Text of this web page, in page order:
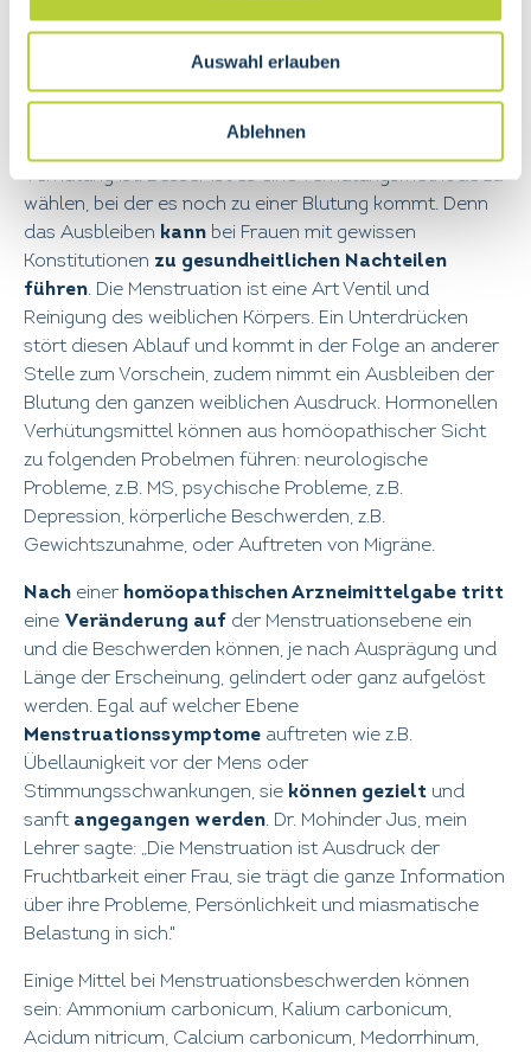
Auswahl erlauben
Ablehnen
individuell. Ein weiteres Thema ist, dass viele Frauen
hormonelle Verhütungsmittelverwenden. Daskann
einer sogenannten„Plastik-Menstruation“
führen. Viele Verhütungsmittel provozieren eine
Ausbleiben der Menstruation
Verhütung ist. Besser ist es eine Verhütungsmethode zu
wählen, bei der es noch zu einer Blutung kommt. Denn
das Ausbleiben kann bei Frauen mit gewissen
Konstitutionen zu gesundheitlichen Nachteilen
führen. Die Menstruation ist eine Art Ventil und
Reinigung des weiblichen Körpers. Ein Unterdrücken
stört diesen Ablauf und kommt in der Folge an anderer
Stelle zum Vorschein, zudem nimmt ein Ausbleiben der
Blutung den ganzen weiblichen Ausdruck. Hormonellen
Verhütungsmittel können aus homöopathischer Sicht
zu folgenden Probelmen führen: neurologische
Probleme, z.B. MS, psychische Probleme, z.B.
Depression, körperliche Beschwerden, z.B.
Gewichtszunahme, oder Auftreten von Migräne.
Nach einer homöopathischen Arzneimittelgabe tritt
eine Veränderung auf der Menstruationsebene ein
und die Beschwerden können, je nach Ausprägung und
Länge der Erscheinung, gelindert oder ganz aufgelöst
werden. Egal auf welcher Ebene
Menstruationssymptome auftreten wie z.B.
Übellaunigkeit vor der Mens oder
Stimmungsschwankungen, sie können gezielt und
sanft angegangen werden. Dr. Mohinder Jus, mein
Lehrer sagte: „Die Menstruation ist Ausdruck der
Fruchtbarkeit einer Frau, sie trägt die ganze Information
über ihre Probleme, Persönlichkeit und miasmatische
Belastung in sich."
Einige Mittel bei Menstruationsbeschwerden können
sein: Ammonium carbonicum, Kalium carbonicum,
Acidum nitricum, Calcium carbonicum, Medorrhinum,